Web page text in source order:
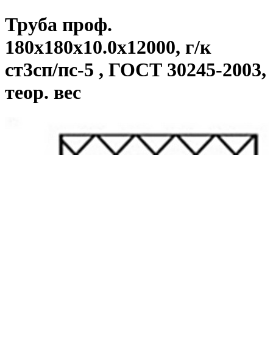
Труба проф.
180х180х10.0х12000, г/к
ст3сп/пс-5 , ГОСТ 30245-2003,
теор. вес